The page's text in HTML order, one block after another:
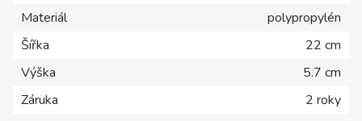
Materiál
polypropylén
Šířka
22 cm
Výška
5.7 cm
Záruka
2 roky